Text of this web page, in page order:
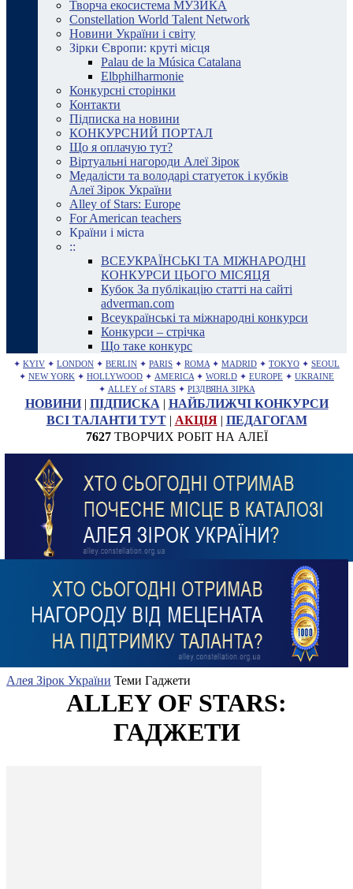
Творча екосистема МУЗИКА
Constellation World Talent Network
Новини України і світу
Зірки Європи: круті місця
Palau de la Música Catalana
Elbphilharmonie
Конкурсні сторінки
Контакти
Підписка на новини
КОНКУРСНИЙ ПОРТАЛ
Що я оплачую тут?
Віртуальні нагороди Алеї Зірок
Медалісти та володарі статуеток і кубків
Алеї Зірок України
Alley of Stars: Europe
For American teachers
Країни і міста
::
ВСЕУКРАЇНСЬКІ ТА МІЖНАРОДНІ
КОНКУРСИ ЦЬОГО МІСЯЦЯ
Кубок За публікацію статті на сайті
adverman.com
Всеукраїнські та міжнародні конкурси
Конкурси – стрічка
Що таке конкурс
✦ KYIV ✦ LONDON ✦ BERLIN ✦ PARIS ✦ ROMA ✦ MADRID ✦ TOKYO ✦ SEOUL
✦ NEW YORK ✦ HOLLYWOOD ✦ AMERICA ✦ WORLD ✦ EUROPE ✦ UKRAINE
✦ ALLEY of STARS ✦ РІЗДВЯНА ЗІРКА
НОВИНИ| ПІДПИСКА | НАЙБЛИЖЧІ КОНКУРСИ
ВСІ ТАЛАНТИ ТУТ| АКЦІЯ| ПЕДАГОГАМ
7627ТВОРЧИХ РОБІТ НА АЛЕЇ
Алея Зірок України Теми Гаджети
ALLEY OF STARS:
ГАДЖЕТИ